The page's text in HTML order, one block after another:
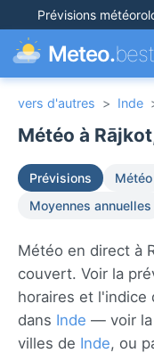
Prévisions
Meteo.best
vers d'autres > Inde
Météo à
Prévisions
Moyennes annuelles
Météo en direct à
couvert. Voir la
horaires et l'indice
dans Inde — voir la
villes de Inde, ou